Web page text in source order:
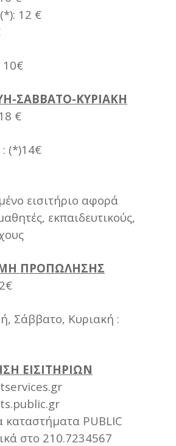
12 €
ΣΑΒΒΑΤΟ-ΚΥΡΙΑΚΗ
€
(*)14€
εισιτήριο αφορά
εκπαιδευτικούς,
ΠΡΟΠΩΛΗΣΗΣ
Σάββατο, Κυριακή :
ΕΙΣΙΤΗΡΙΩΝ
καταστήματα PUBLIC
στο 210.7234567